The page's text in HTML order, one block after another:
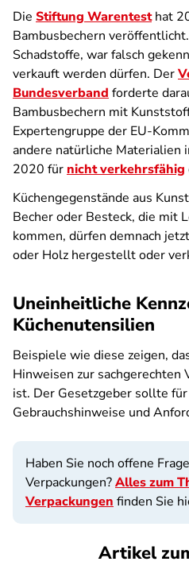
Die Stiftung Warentesthat
Bambusbechern
Schadstoffe, war falsch
verkauft werden dürfen. Der
Bundesverband forderte
Bambusbechern mit
Expertengruppe der EU-
andere natürliche Materialien
2020 für nicht verkehrsfähig
Küchengegenstände aus
Becher oder Besteck, die mit
kommen, dürfen demnach
oder Holz hergestellt oder
Uneinheitliche
Küchenutensilien
Beispiele wie diese zeigen,
Hinweisen zur sachgerechten
ist. Der Gesetzgeber sollte
Gebrauchshinweise und
Haben Sie noch offene
Verpackungen?Alles zum
Verpackungen finden Sie
Artikel